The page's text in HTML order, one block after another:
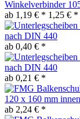
Winkelverbinder
ab 1,19 € * 1,25 € *
nach DIN 440
ab 0,40 € *
nach DIN 440
ab 0,21 € *
120 x 160 mm innen
ab 2,24 € *